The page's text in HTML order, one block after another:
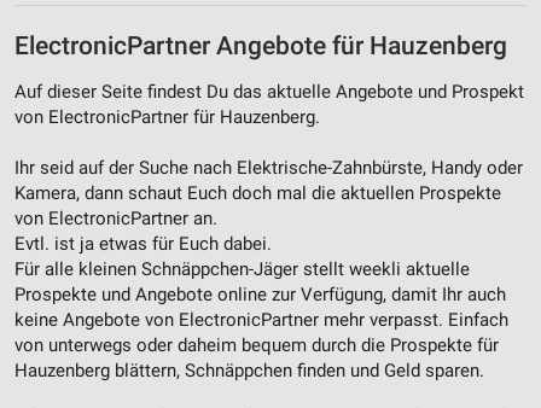
ElectronicPartner Angebote für Hauzenberg
Auf dieser Seite findest Du das aktuelle Angebote und Prospekt
von ElectronicPartner für Hauzenberg.
Ihr seid auf der Suche nach Elektrische-Zahnbürste, Handy oder
Kamera, dann schaut Euch doch mal die aktuellen Prospekte
von ElectronicPartner an.
Evtl. ist ja etwas für Euch dabei.
Für alle kleinen Schnäppchen-Jäger stellt weekli aktuelle
Prospekte und Angebote online zur Verfügung, damit Ihr auch
keine Angebote von ElectronicPartner mehr verpasst. Einfach
von unterwegs oder daheim bequem durch die Prospekte für
Hauzenberg blättern, Schnäppchen finden und Geld sparen.